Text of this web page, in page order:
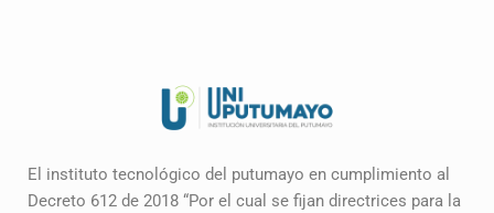
El instituto tecnológico del putumayo en cumplimiento al
Decreto 612 de 2018 “Por el cual se fijan directrices para la